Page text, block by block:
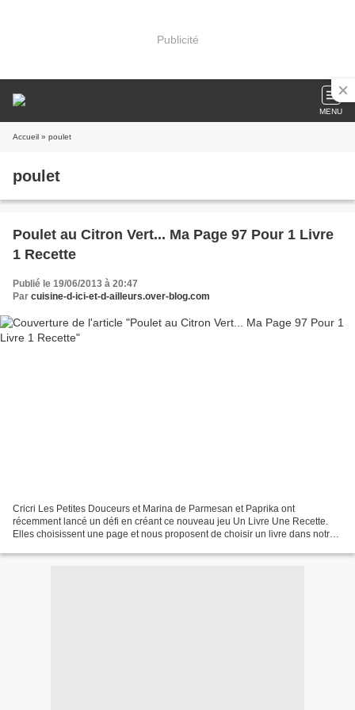
Publicité
MENU
Accueil » poulet
poulet
Poulet au Citron Vert... Ma Page 97 Pour 1 Livre
1 Recette
Publié le 19/06/2013 à 20:47
Par cuisine-d-ici-et-d-ailleurs.over-blog.com
Cricri Les Petites Douceurs et Marina de Parmesan et Paprika ont
récemment lancé un défi en créant ce nouveau jeu Un Livre Une Recette.
Elles choisissent une page et nous proposent de choisir un livre dans notre